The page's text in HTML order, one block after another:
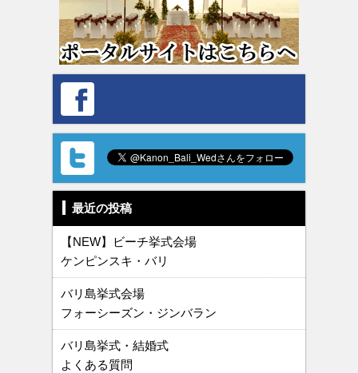
最近の投稿
【NEW】ビーチ挙式会場
ケンピンスキ・バリ
バリ島挙式会場
フォーシーズン・ジンバラン
バリ島挙式・結婚式
よくある質問